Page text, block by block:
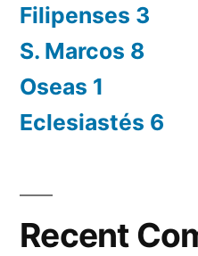
Filipenses 3
S. Marcos 8
Oseas 1
Eclesiastés 6
Recent